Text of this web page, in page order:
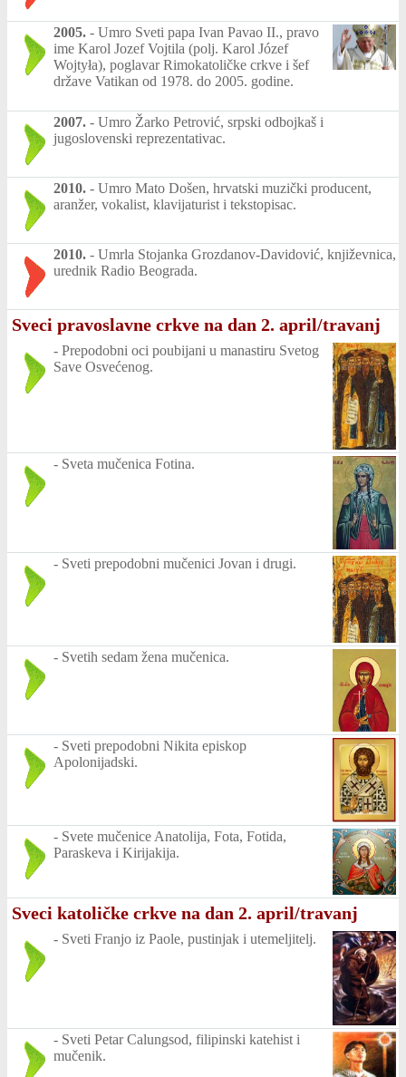
2005. - Umro Sveti papa Ivan Pavao II., pravo
ime Karol Jozef Vojtila (polj. Karol Józef
Wojtyła), poglavar Rimokatoličke crkve i šef
države Vatikan od 1978. do 2005. godine.
2007. - Umro Žarko Petrović, srpski odbojkaš i
jugoslovenski reprezentativac.
2010. - Umro Mato Došen, hrvatski muzički producent,
aranžer, vokalist, klavijaturist i tekstopisac.
2010. - Umrla Stojanka Grozdanov-Davidović, književnica,
urednik Radio Beograda.
Sveci pravoslavne crkve na dan 2. april/travanj
- Prepodobni oci poubijani u manastiru Svetog
Save Osvećenog.
- Sveta mučenica Fotina.
- Sveti prepodobni mučenici Jovan i drugi.
- Svetih sedam žena mučenica.
- Sveti prepodobni Nikita episkop
Apolonijadski.
- Svete mučenice Anatolija, Fota, Fotida,
Paraskeva i Kirijakija.
Sveci katoličke crkve na dan 2. april/travanj
- Sveti Franjo iz Paole, pustinjak i utemeljitelj.
- Sveti Petar Calungsod, filipinski katehist i
mučenik.